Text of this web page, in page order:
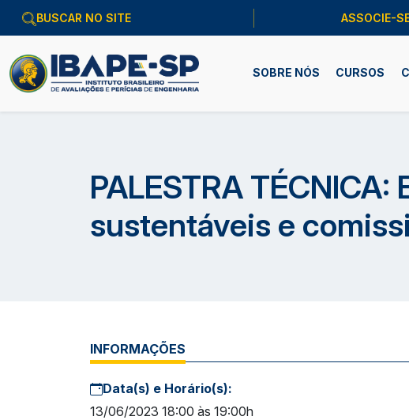
ASSOCIE-
SOBRE NÓS CURSOS
PALESTRA TÉCNICA:
sustentáveis e
INFORMAÇÕES
Data(s) e Horário(s):
13/06/2023 18:00 às 19:00h